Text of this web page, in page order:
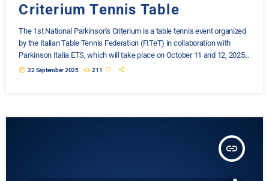
Criterium Tennis Table
The 1st National Parkinson's Criterium is a table tennis event organized
by the Italian Table Tennis Federation (FITeT) in collaboration with
Parkinson Italia ETS, which will take place on October 11 and 12, 2025,
in Grugliasco (Turin). The event is aimed at people diagnosed with
today 22 September 2025 211
insert_link